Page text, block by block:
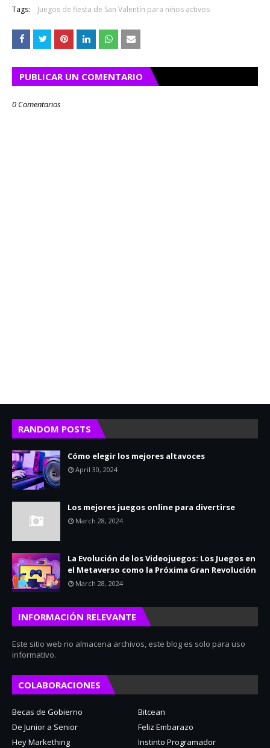
Tags: Juegos de fiesta de San Valentín para niños activos
PUBLICAR UN COMENTARIO
0 Comentarios
RANDOM POSTS
Cómo elegir los mejores altavoces
April 30, 2024
Los mejores juegos online para divertirse
March 28, 2024
La Evolución de los Videojuegos: Los Juegos en
el Metaverso como la Próxima Gran Revolución
March 28, 2024
INFORMACIÓN RELEVANTE
Este sitio web no almacena archivos, este blog es solo para uso
informativo.
COLABORACIONES
Becas de Gobierno
Bitcean
De Junior a Senior
Feliz Embarazo
Hey Markething
Instinto Programador